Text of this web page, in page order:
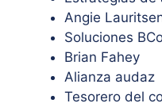
Angie
Soluciones
Brian Fahey
Alianza audaz
Tesorero del